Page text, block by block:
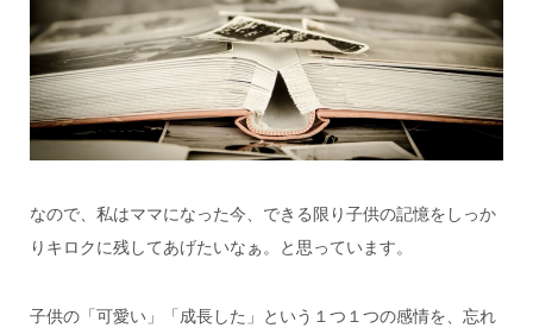
なので、私はママになった今、できる限り子供の記憶をしっか
りキロクに残してあげたいなぁ。と思っています。
子供の「可愛い」「成長した」という１つ１つの感情を、忘れ